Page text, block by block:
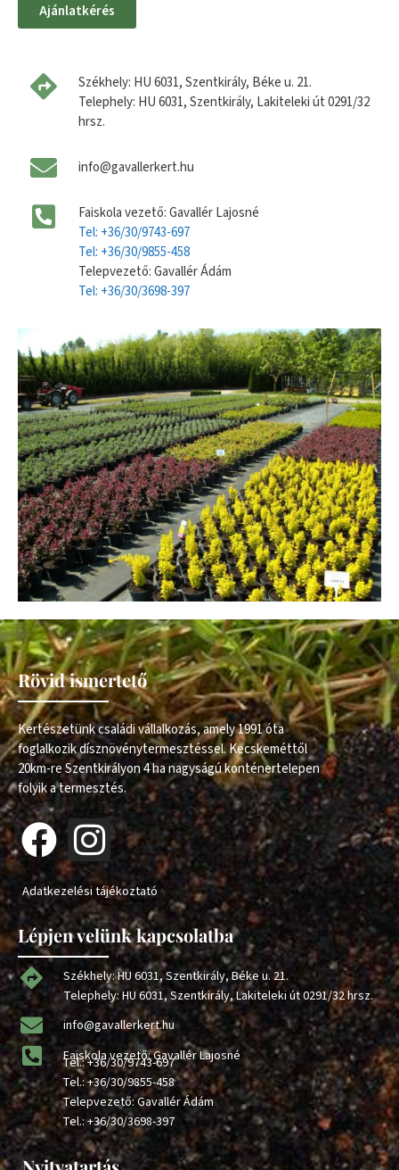
Ajánlatkérés
Székhely: HU 6031, Szentkirály, Béke u. 21.
Telephely: HU 6031, Szentkirály, Lakiteleki út 0291/32
hrsz.
info@gavallerkert.hu
Faiskola vezető: Gavallér Lajosné
Tel: +36/30/9743-697
Tel: +36/30/9855-458
Telepvezető: Gavallér Ádám
Tel: +36/30/3698-397
Rövid ismertető
Kertészetünk családi vállalkozás, amely 1991 óta
foglalkozik dísznövénytermesztéssel. Kecskeméttől
20km-re Szentkirályon 4 ha nagyságú konténertelepen
folyik a termesztés.
Adatkezelési tájékoztató
Lépjen velünk kapcsolatba
Székhely: HU 6031, Szentkirály, Béke u. 21.
Telephely: HU 6031, Szentkirály, Lakiteleki út 0291/32 hrsz.
info@gavallerkert.hu
Faiskola vezető: Gavallér Lajosné
Tel.:+36/30/9743-697
Tel.:+36/30/9855-458
Telepvezető: Gavallér Ádám
Tel.:+36/30/3698-397